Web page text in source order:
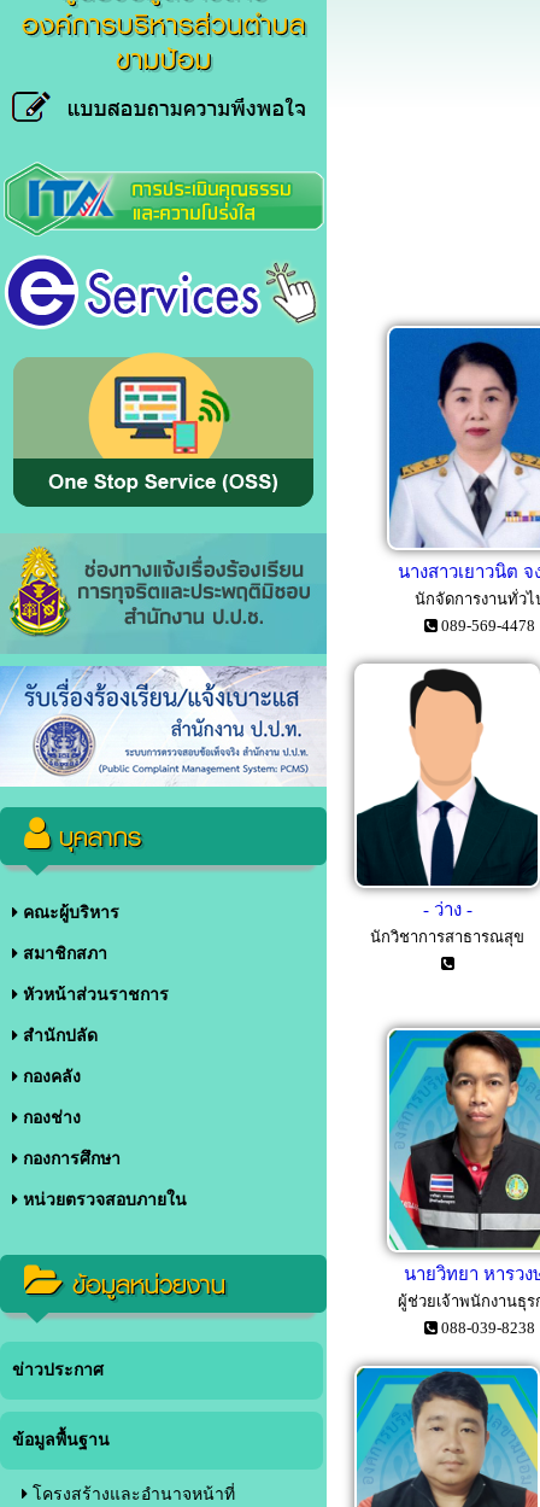
องค์การบริหารส่วนตำบล
ขามป้อม
บุคลากร
คณะผู้บริหาร
สมาชิกสภา
หัวหน้าส่วนราชการ
สำนักปลัด
กองคลัง
กองช่าง
กองการศึกษา
หน่วยตรวจสอบภายใน
ข้อมูลหน่วยงาน
ข่าวประกาศ
ข้อมูลพื้นฐาน
โครงสร้างและอำนาจหน้าที่
นางสาวเยาวนิต จ
นักจัดการงานทั่วไ
089-569-4478
- ว่าง -
นักวิชาการสาธารณสุข
นายวิทยา หารวง
ผู้ช่วยเจ้าพนักงานธุร
088-039-8238